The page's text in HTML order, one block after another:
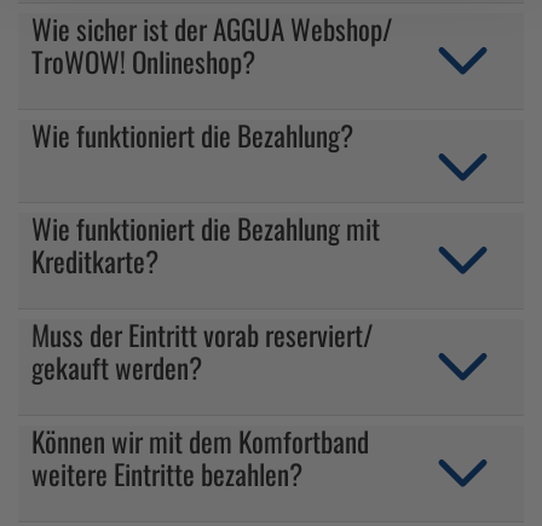
Wie sicher ist der AGGUA Webshop/
TroWOW! Onlineshop?
Wie funktioniert die Bezahlung?
Wie funktioniert die Bezahlung mit
Kreditkarte?
Muss der Eintritt vorab reserviert/
gekauft werden?
Können wir mit dem Komfortband
weitere Eintritte bezahlen?